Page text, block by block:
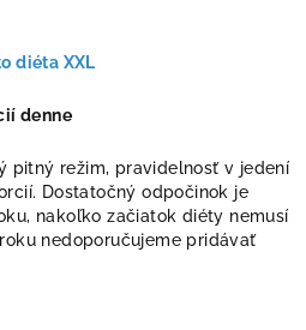
diéta XXL
denne
pitný režim, pravidelnosť v jedení
Dostatočný odpočinok je
nakoľko začiatok diéty nemusí
nedoporučujeme pridávať